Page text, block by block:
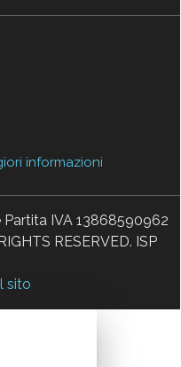
informazioni
IVA 13868590962
RESERVED. ISP
sito